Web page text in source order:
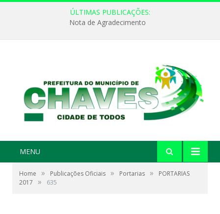
ÚLTIMAS PUBLICAÇÕES:
Nota de Agradecimento
MENU
Home » Publicações Oficiais » Portarias »
PORTARIAS
2017
» 635